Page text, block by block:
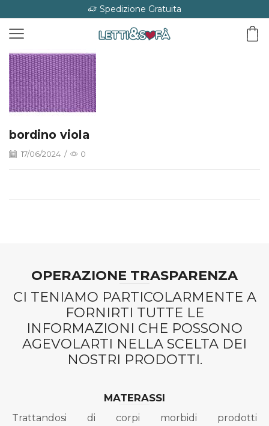
Spedizione Gratuita
bordino viola
17/06/2024 / 0
OPERAZIONE TRASPARENZA
CI TENIAMO PARTICOLARMENTE A
FORNIRTI TUTTE LE
INFORMAZIONI CHE POSSONO
AGEVOLARTI NELLA SCELTA DEI
NOSTRI PRODOTTI.
MATERASSI
Trattandosi di corpi morbidi prodotti